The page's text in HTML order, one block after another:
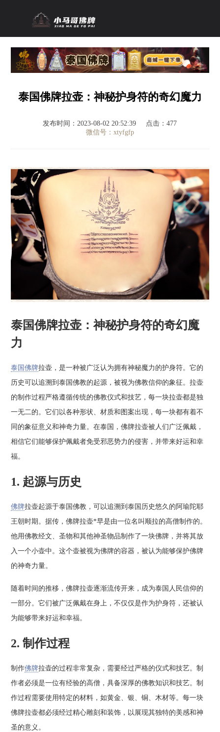
泰国佛牌拉壶：神秘护身符的奇幻魔力
发布时间：2023-08-02 20:52:39
点击：477
微信号：xtyfgfp
泰国佛牌拉壶：神秘护身符的奇幻魔
力
泰国佛牌拉壶，是一种被广泛认为拥有神秘魔力的护身符。它的
历史可以追溯到泰国佛教的起源，被视为佛教信仰的象征。拉壶
的制作过程严格遵循传统的佛教仪式和技艺，每一块拉壶都是独
一无二的。它们以各种形状、材质和图案出现，每一块都有着不
同的象征意义和神奇力量。在泰国，佛牌拉壶被人们广泛佩戴，
相信它们能够保护佩戴者免受邪恶势力的侵害，并带来好运和幸
福。
1. 起源与历史
佛牌拉壶起源于泰国佛教，可以追溯到泰国历史悠久的阿瑜陀耶
王朝时期。据传，佛牌拉壶*早是由一位名叫顺拉的高僧制作的。
他用佛教经文、圣物和其他神圣物品制作了一块佛牌，并将其放
入一个小壶中。这个壶被视为佛牌的容器，被认为能够保护佛牌
的神奇力量。
随着时间的推移，佛牌拉壶逐渐流传开来，成为泰国人民信仰的
一部分。它们被广泛佩戴在身上，不仅仅是作为护身符，还被认
为能够带来好运和幸福。
2. 制作过程
制作佛牌拉壶的过程非常复杂，需要经过严格的仪式和技艺。制
作者必须是一位有经验的高僧，具备深厚的佛教知识和技艺。制
作过程需要使用特定的材料，如黄金、银、铜、木材等。每一块
佛牌拉壶都必须经过精心雕刻和装饰，以展现其独特的美感和神
圣的意义。